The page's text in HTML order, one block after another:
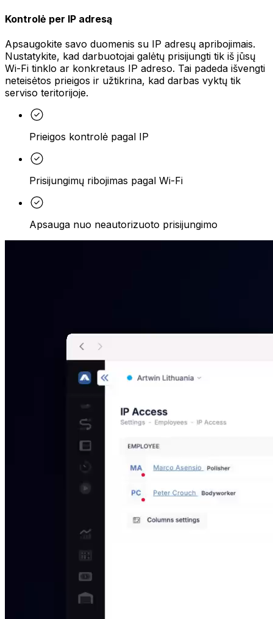
Kontrolė per IP adresą
Apsaugokite savo duomenis su IP adresų apribojimais.
Nustatykite, kad darbuotojai galėtų prisijungti tik iš jūsų
Wi-Fi tinklo ar konkretaus IP adreso. Tai padeda išvengti
neteisėtos prieigos ir užtikrina, kad darbas vyktų tik
serviso teritorijoje.
Prieigos kontrolė pagal IP
Prisijungimų ribojimas pagal Wi-Fi
Apsauga nuo neautorizuoto prisijungimo